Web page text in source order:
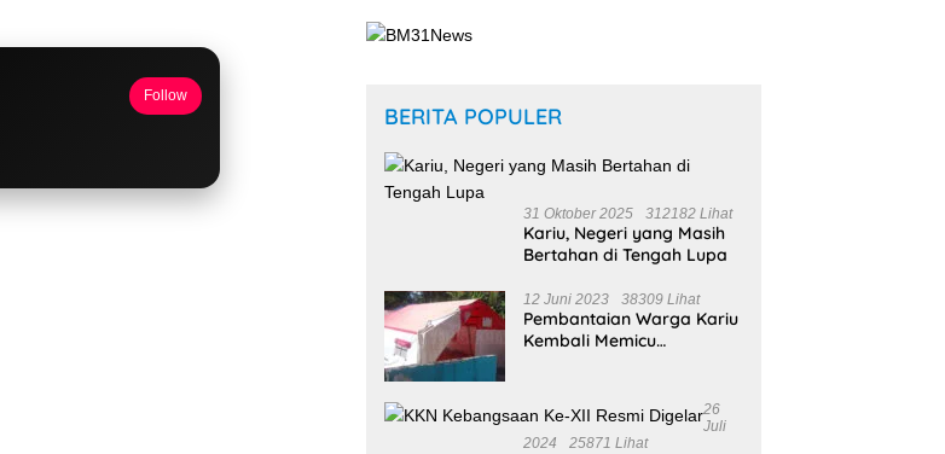
Follow
BERITA POPULER
31 Oktober 2025 312182 Lihat
Kariu, Negeri yang Masih
Bertahan di Tengah Lupa
12 Juni 2023 38309 Lihat
Pembantaian Warga Kariu
Kembali Memicu
26
Juli
2024
25871 Lihat